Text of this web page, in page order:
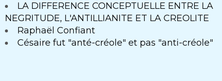
LA DIFFERENCE CONCEPTUELLE ENTRE LA
NEGRITUDE, L'ANTILLIANITE ET LA CREOLITE
Raphaël Confiant
Césaire fut "anté-créole" et pas "anti-créole"